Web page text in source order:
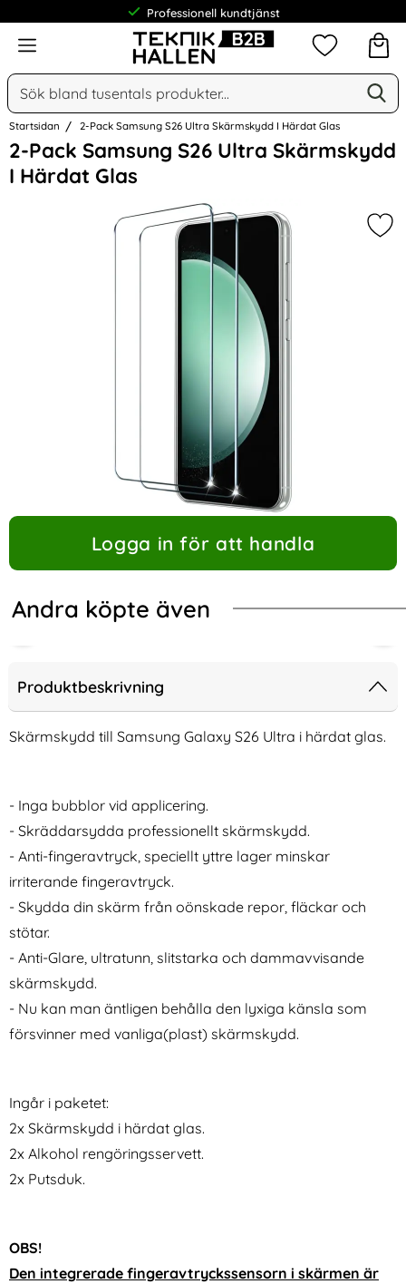
Professionell kundtjänst
Meny
Sök
Sök på Narse Group AB
Mina
Startsidan 2-Pack Samsung S26 Ultra Skärmskydd I Härdat Glas
2-Pack Samsung S26 Ultra Skärmskydd
I Härdat Glas
Hoppa
över
Bilder
Logga in för att handla
Andra köpte även
Smart Wallet Svart
2-Pack Linsskydd Samsung
Galaxy S25 I Härdat Glas
Art. nr 236748
rea pris
99 krtidigare pris
99 kr
Tillgänglighet:
I lager
Linsskydd Samsung Galaxy S25 I Härdat Glas
Transparent TPU Skal
Art. nr 247142
Tillgänglighet:
I lager
Produktbeskrivning
Skärmskydd till Samsung Galaxy S26 Ultra i härdat glas.
- Inga bubblor vid applicering.
- Skräddarsydda professionellt skärmskydd.
- Anti-fingeravtryck, speciellt yttre lager minskar
irriterande fingeravtryck.
- Skydda din skärm från oönskade repor, fläckar och
stötar.
- Anti-Glare, ultratunn, slitstarka och dammavvisande
skärmskydd.
- Nu kan man äntligen behålla den lyxiga känsla som
försvinner med vanliga(plast) skärmskydd.
Ingår i paketet:
2x Skärmskydd i härdat glas.
2x Alkohol rengöringsservett.
2x Putsduk.
OBS!
Den integrerade fingeravtryckssensorn i skärmen är